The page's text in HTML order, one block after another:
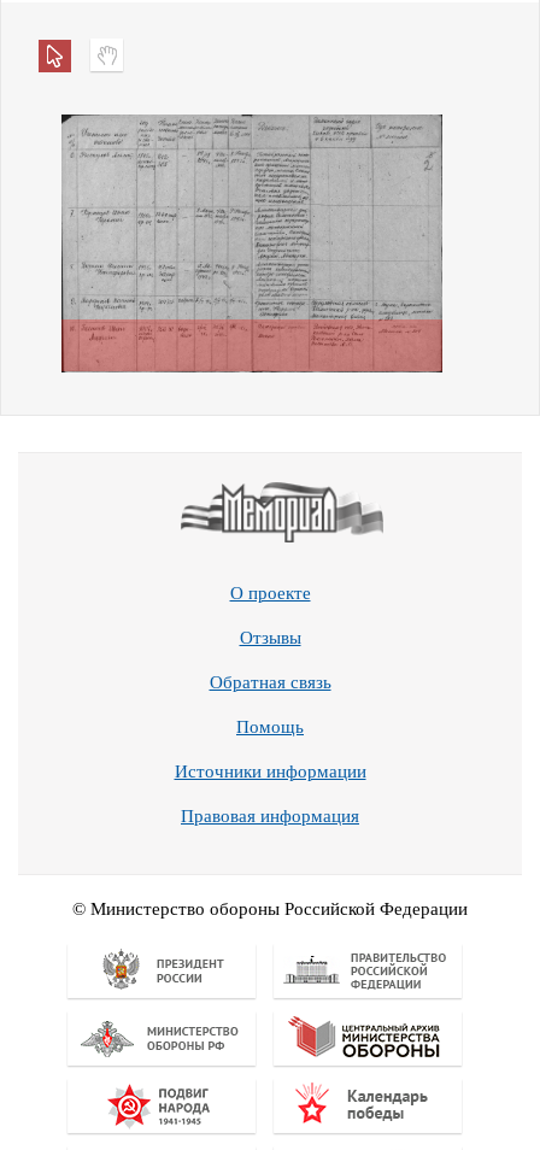
О проекте
Отзывы
Обратная связь
Помощь
Источники информации
Правовая информация
© Министерство обороны Российской Федерации